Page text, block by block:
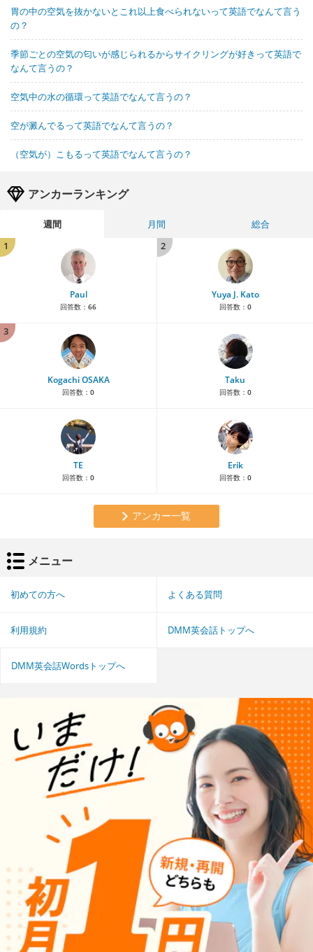
胃の中の空気を抜かないとこれ以上食べられないって英語でなんて言う
の？
季節ごとの空気の匂いが感じられるからサイクリングが好きって英語で
なんて言うの？
空気中の水の循環って英語でなんて言うの？
空が澱んでるって英語でなんて言うの？
（空気が）こもるって英語でなんて言うの？
アンカーランキング
週間 月間
総合
1
Paul
回答数： 66
2
Yuya J. Kato
回答数： 0
3
Kogachi OSAKA
回答数： 0
Taku
回答数： 0
TE
回答数： 0
Erik
回答数： 0
アンカー一覧
メニュー
初めての方へ よくある質問
利用規約 DMM英会話トップへ
DMM英会話Wordsトップへ